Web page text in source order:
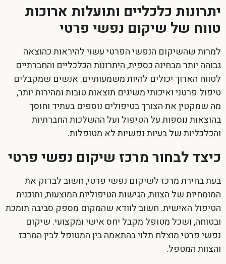
יתרונות כלכליים ותועלות ארוכות
טווח של שיקום נפשי פרטי
למרות שהשיקום הנפשי הפרטי עשוי להיראות כהוצאה
גבוהה יותר מבחינה כספית, היתרונות הכלכליים והחברתיים
לטווח הארוך יכולים להיות משמעותיים. אנשים שמקבלים
טיפול פרטני ואיכותי משיגים תוצאות טובות ומהירות יותר,
מה שמקטין את הצורך בטיפולים נוספים בעתיד וחוסך
בהוצאות נוספות על הטיפול ועל ההשלכות החברתיות
והכלכליות של בעיות נפשיות לא מטופלות.
כיצד לבחור מרכז שיקום נפשי פרטי
בעת בחירת מרכז לשיקום נפשי פרטי, חשוב לבדוק את
המומחיות של הצוות, הגישות הטיפוליות המוצעות, ותוכנית
הטיפול האישית. חשוב לוודא שהמקום מספק סביבה תומכת
ובטוחה, ושכל מטופל מקבל יחס אישי ומקצועי. שיקום
נפשי פרטימוצלח תלוי בהתאמה בין המטופל לבין המרכז
והצוות המטפל.